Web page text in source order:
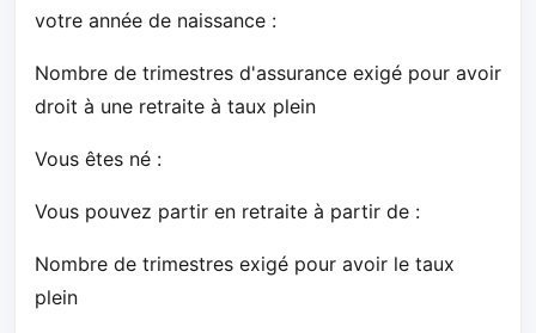
votre année de naissance :
Nombre de trimestres d'assurance exigé pour avoir
droit à une retraite à taux plein
Vous êtes né :
Vous pouvez partir en retraite à partir de :
Nombre de trimestres exigé pour avoir le taux
plein